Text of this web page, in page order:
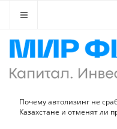
Почему автолизинг не
Казахстане и отменят ли